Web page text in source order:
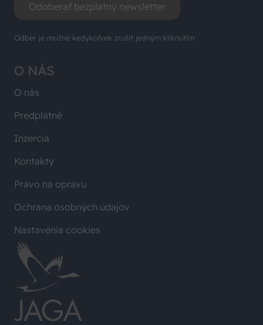
O NÁS
O nás
Predplatné
Inzercia
Kontakty
Právo na opravu
Ochrana osobných údajov
Nastavenia cookies
Odoberať bezplatný newsletter
Odber je možné kedykoľvek zrušiť jedným kliknutím.